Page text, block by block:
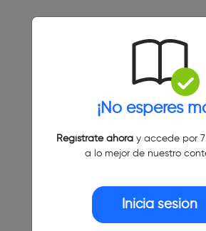
¡No esperes
Regístrate ahoray accede por
a lo mejor de nuestro
Inicia sesión